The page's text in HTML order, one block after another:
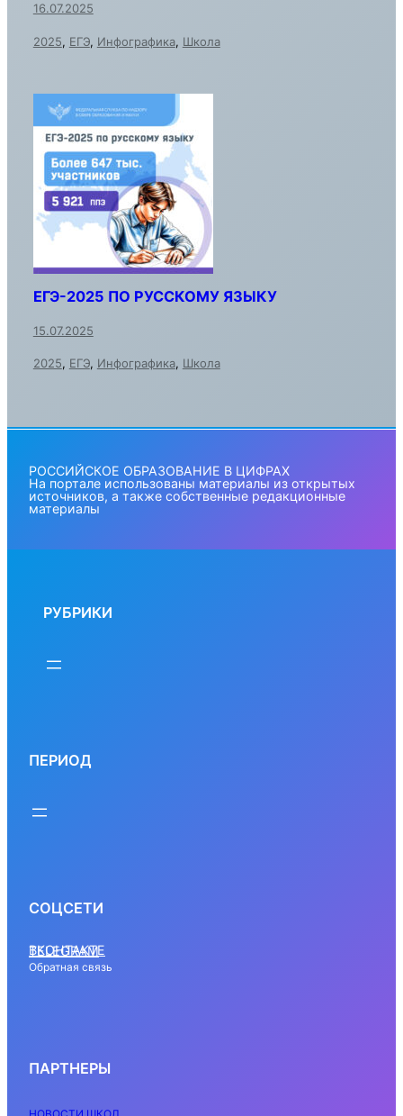
16.07.2025
2025, ЕГЭ, Инфографика, Школа
ЕГЭ-2025 ПО РУССКОМУ ЯЗЫКУ
15.07.2025
2025, ЕГЭ, Инфографика, Школа
РОССИЙСКОЕ ОБРАЗОВАНИЕ В ЦИФРАХ
На портале использованы материалы из открытых
источников, а также собственные редакционные
материалы
РУБРИКИ
ПЕРИОД
СОЦСЕТИ
ВКОНТАКТЕ
TELEGRAM
Обратная связь
ПАРТНЕРЫ